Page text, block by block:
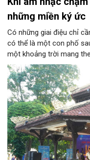
những miền ký ức
Có những giai điệu chỉ
có thể là một con phố
một khoảng trời mang
tại Nhà Bát Giác - Vườn
cuối tuần” sẽ mở ra một
trở thành một lát cắt tinh
sống.